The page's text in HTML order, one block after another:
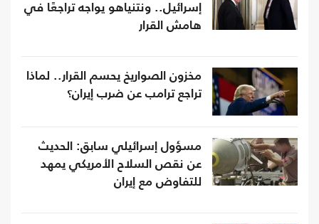
إسرائيل.. ونتنياهو يواجه تراجعًا في
هامش القرار
مخزون الصواريخ يحسم القرار.. لماذا
تراجع ترامب عن ضرب إيران؟
مسؤول إسرائيلي سابق: الحديث
عن نقص السلاح الأمريكي يمهد
للتفاوض مع إيران